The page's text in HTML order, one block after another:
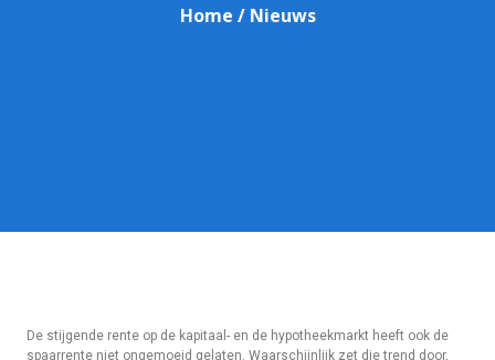
Home / Nieuws
De stijgende rente op de kapitaal- en de hypotheekmarkt heeft ook de
spaarrente niet ongemoeid gelaten. Waarschijnlijk zet die trend door,